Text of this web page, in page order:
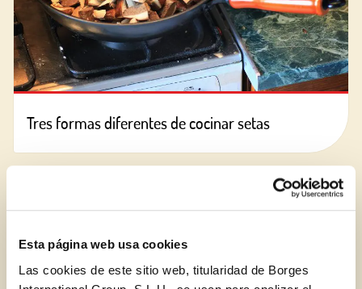
Esta página web usa cookies
Las cookies de este sitio web, titularidad de Borges
Tres formas diferentes de cocinar setas